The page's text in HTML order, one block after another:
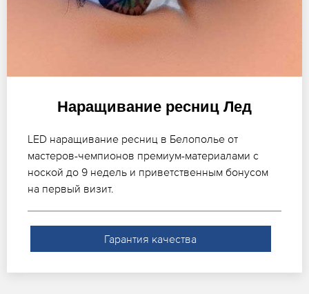
Наращивание ресниц Лед
LED наращивание ресниц в Белополье от
мастеров-чемпионов премиум-материалами с
ноской до 9 недель и приветственным бонусом
на первый визит.
Гарантия качества